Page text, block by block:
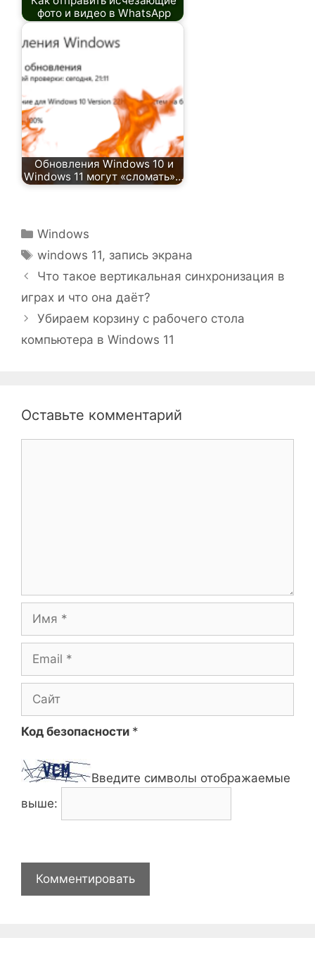
фото и видео в WhatsApp
Обновления Windows 10 и
Windows 11 могут «сломать»…
Рубрики
Windows
Метки
windows 11, запись экрана
Что такое вертикальная синхронизация в
играх и что она даёт?
Убираем корзину с рабочего стола
компьютера в Windows 11
Оставьте комментарий
Имя
Email
Сайт
Код безопасности *
Введите символы отображаемые
выше: